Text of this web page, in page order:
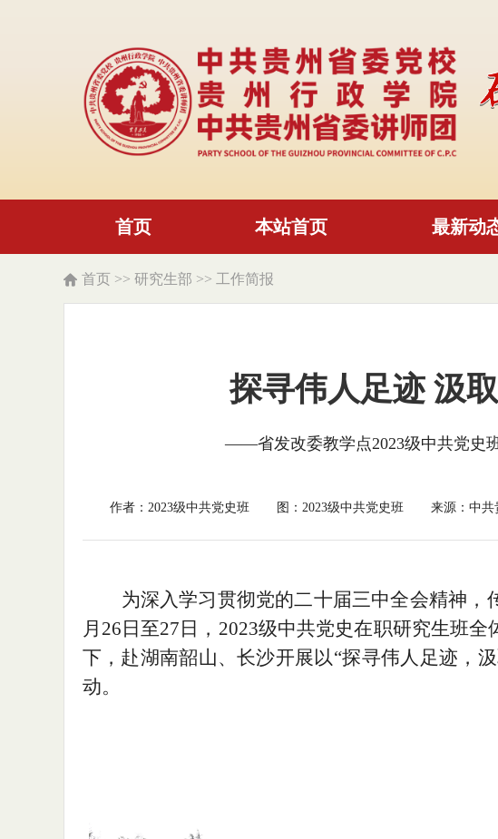
首页 本站首页 最新动
首页>> 研究生部 >> 工作简报
探寻伟人足迹 汲
——省发改委教学点2023级中共党史
作者：2023级中共党史班 图：2023级中共党史班 来源：中共
为深入学习贯彻党的二十届三中全会精神 ，
月 26日至27日，2023级中共党史在职研究生班全
下，赴湖南韶山、长沙开展以“探寻伟人足迹，
动。